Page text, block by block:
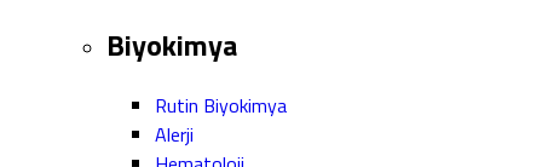
Biyokimya
Rutin Biyokimya
Alerji